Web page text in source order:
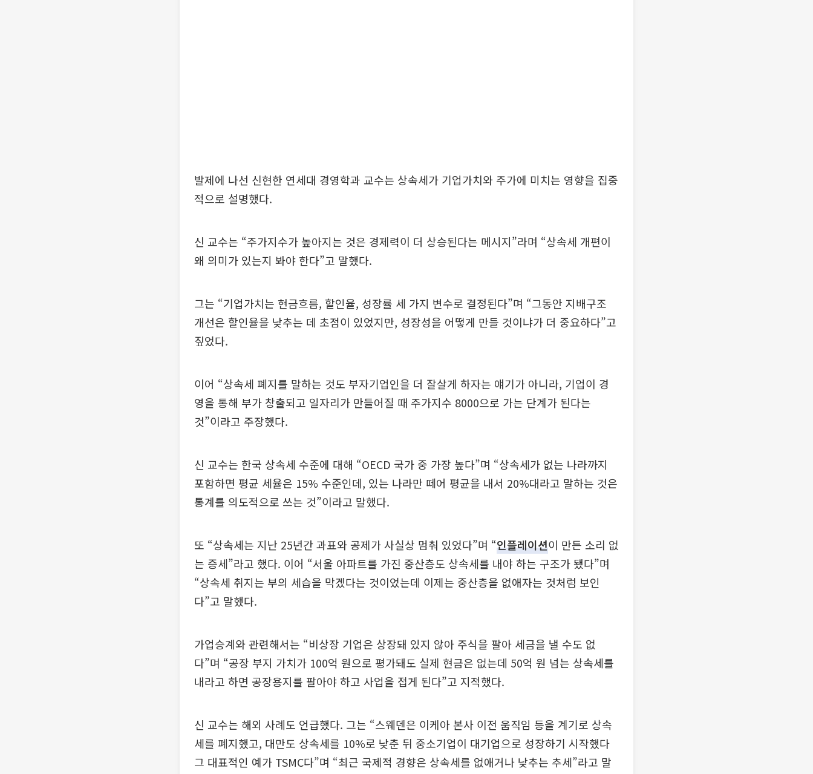
발제에 나선 신현한 연세대 경영학과 교수는 상속세가 기업가치와 주가에 미치는 영향을 집중
적으로 설명했다.
신 교수는 “주가지수가 높아지는 것은 경제력이 더 상승된다는 메시지”라며 “상속세 개편이
왜 의미가 있는지 봐야 한다”고 말했다.
그는 “기업가치는 현금흐름, 할인율, 성장률 세 가지 변수로 결정된다”며 “그동안 지배구조
개선은 할인율을 낮추는 데 초점이 있었지만, 성장성을 어떻게 만들 것이냐가 더 중요하다”고
짚었다.
이어 “상속세 폐지를 말하는 것도 부자기업인을 더 잘살게 하자는 얘기가 아니라, 기업이 경
영을 통해 부가 창출되고 일자리가 만들어질 때 주가지수 8000으로 가는 단계가 된다는
것”이라고 주장했다.
신 교수는 한국 상속세 수준에 대해 “OECD 국가 중 가장 높다”며 “상속세가 없는 나라까지
포함하면 평균 세율은 15% 수준인데, 있는 나라만 떼어 평균을 내서 20%대라고 말하는 것은
통계를 의도적으로 쓰는 것”이라고 말했다.
또 “상속세는 지난 25년간 과표와 공제가 사실상 멈춰 있었다”며 “인플레이션이 만든 소리 없
는 증세”라고 했다. 이어 “서울 아파트를 가진 중산층도 상속세를 내야 하는 구조가 됐다”며
“상속세 취지는 부의 세습을 막겠다는 것이었는데 이제는 중산층을 없애자는 것처럼 보인
다”고 말했다.
가업승계와 관련해서는 “비상장 기업은 상장돼 있지 않아 주식을 팔아 세금을 낼 수도 없
다”며 “공장 부지 가치가 100억 원으로 평가돼도 실제 현금은 없는데 50억 원 넘는 상속세를
내라고 하면 공장용지를 팔아야 하고 사업을 접게 된다”고 지적했다.
신 교수는 해외 사례도 언급했다. 그는 “스웨덴은 이케아 본사 이전 움직임 등을 계기로 상속
세를 폐지했고, 대만도 상속세를 10%로 낮춘 뒤 중소기업이 대기업으로 성장하기 시작했다
그 대표적인 예가 TSMC다”며 “최근 국제적 경향은 상속세를 없애거나 낮추는 추세”라고 말